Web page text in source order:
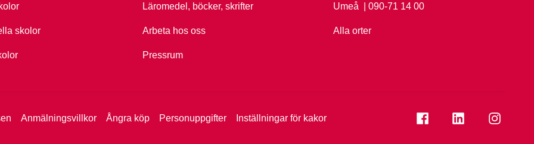
skolor
Läromedel, böcker, skrifter
Arbeta hos oss
Pressrum
Umeå Ring Umeå på
| 090-71 14 00
Alla orter
Anmälningsvillkor Ångra köp Personuppgifter Inställningar för kakor Se folkuniversitetet på
Se